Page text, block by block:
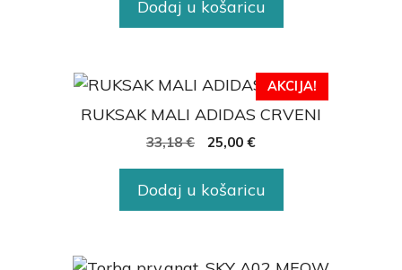
Dodaj u košaricu
AKCIJA!
RUKSAK MALI ADIDAS CRVENI
33,18€ 25,00 €
Dodaj u košaricu